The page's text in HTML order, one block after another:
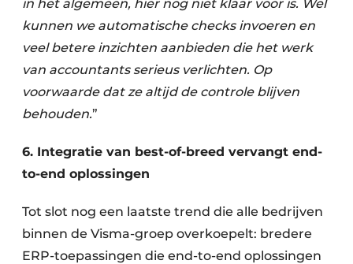
in het algemeen, hier nog niet klaar voor is. Wel
kunnen we automatische checks invoeren en
veel betere inzichten aanbieden die het werk
van accountants serieus verlichten. Op
voorwaarde dat ze altijd de controle blijven
behouden.”
6. Integratie van best-of-breed vervangt end-
to-end oplossingen
Tot slot nog een laatste trend die alle bedrijven
binnen de Visma-groep overkoepelt: bredere
ERP-toepassingen die end-to-end oplossingen